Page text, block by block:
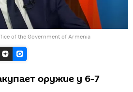
of the Government of Armenia
оружие у 6-7